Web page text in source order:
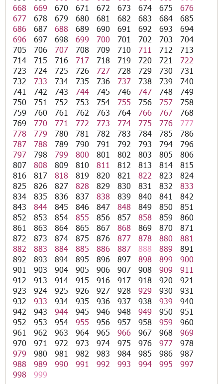
668
669 670 671 672 673 674 675
676
677
678 679 680 681 682 683 684
685
686
687 688 689 690 691 692 693
694
696
697 698 699 700 701 702 703
704
705
706 707 708 709 710 711 712
713
714
715 716 717 718 719 720 721
722
723
724 725 726 727 728 729 730
731
732
733 734 735 736 737 738 739
740
741
742 743 744 745 746 747 748
749
750
751 752 753 754 755 756 757
758
759
760 761 762 763 764 766 767
768
769
770 771 772 773 774 775 776
777
778
779 780 781 782 783 784 785
786
787
788 789 790 791 792 793 794
796
797
798 799 800 801 802 803 805
806
807
808 809 810 811 812 813 814
815
816
817 818 819 820 821 822 823
824
825
826 827 828 829 830 831 832
833
834
835 836 837 838 839 840 841
842
843
844 845 846 847 848 849 850
851
852
853 854 855 856 857 858 859
860
861
863 864 865 867 868 869 870
871
872
873 874 875 876 877 878 880
881
882
883 884 885 886 887 888 889
891
892
893 894 895 896 897 898 899
900
901
903 904 905 906 907 908 909
911
912
913 914 915 916 917 918 920
921
923
924 925 926 927 928 929 930
931
932
933 934 935 936 937 938 939
940
942
943 944 945 946 948 949 950
951
952
953 954 955 956 957 958 959
960
961
962 963 964 965 966 967 968
969
970
971 972 973 974 975 976 977
978
979
980 981 982 983 984 985 986
987
988
989 990 991 992 993 994 995
997
998
999